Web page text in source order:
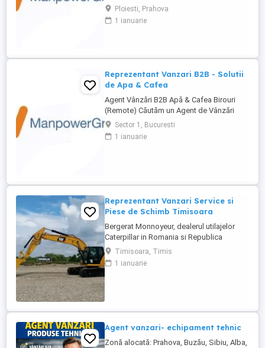
Companie specializată în importul și
distribuția de scule așchietoare și
echipamente industriale din Europa,
Reprezentanți de Vânzări Tehnice pentru
Ploiesti, Prahova
1 ianuarie
Reprezentant Vanzari B2B - Solutii
de Apa & Cafea
Agent Vânzări B2B Apă & Cafea Birouri
(Remote) Căutăm un Agent de Vânzări
B2B motivat, orientat spre rezultate, pentru
promovarea soluțiilor de apă și cafea
dedicate mediului office. Zonă
Sector 1, Bucuresti
1 ianuarie
Reprezentant Vanzari Service si
Piese de Schimb Timisoara
Bergerat Monnoyeur, dealerul utilajelor
Caterpillar in Romania si Republica
Moldova, angajeaza Reprezentant Vanzari
Service si Piese de Schimb, pentru divizia
de utilaje. Cerinte: Studii superioare în
Timisoara, Timis
1 ianuarie
Agent vanzari- echipament tehnic
Zonă alocată: Prahova, Buzău, Sibiu, Alba,